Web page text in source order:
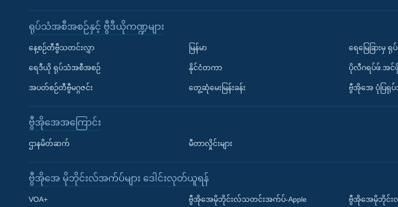
Learning English
ရုပ်သံအစီအစဉ်နှင့် ဗွီဒီယိုကဏ္ဍများ
နေ့စဉ်တီဗွီသတင်းလွှာ
ရေဒီယို ရုပ်သံအစီအစဉ်
အပတ်စဉ်တီဗွီမဂ္ဂဇင်း
မြန်မာ
နိုင်ငံတကာ
တွေ့ဆုံမေးမြန်းခန်း
ရေမြေခြားမှ
ပိုလီဂရပ်ဖ်.အင်
ဗွီအိုအေ ပုံပြရု
ဗွီအိုအေအကြောင်း
ဌာနမိတ်ဆက် မီတာလှိုင်းများ
ဗွီအိုအေ မိုဘိုင်းလ်အက်ပ်များ ဒေါင်းလုတ်ယူရန်
VOA+ ဗွီအိုအေမိုဘိုင်းလ်သတင်းအက်ပ်-Apple ဗွီအိုအေမိုဘိုင်း